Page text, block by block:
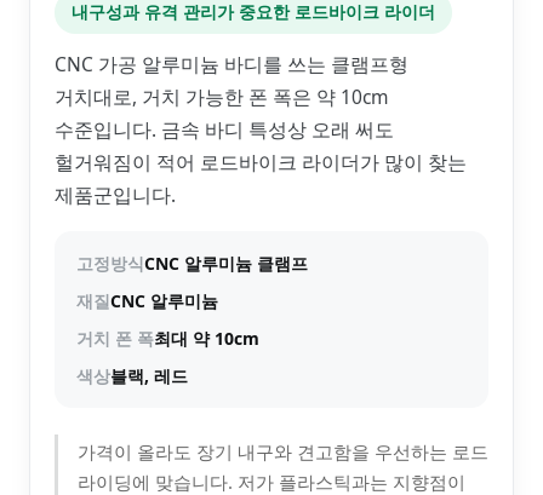
내구성과 유격 관리가 중요한 로드바이크 라이더
CNC 가공 알루미늄 바디를 쓰는 클램프형
거치대로, 거치 가능한 폰 폭은 약 10cm
수준입니다. 금속 바디 특성상 오래 써도
헐거워짐이 적어 로드바이크 라이더가 많이 찾는
제품군입니다.
고정방식CNC 알루미늄 클램프
재질CNC 알루미늄
거치 폰 폭최대 약 10cm
색상블랙, 레드
가격이 올라도 장기 내구와 견고함을 우선하는 로드
라이딩에 맞습니다. 저가 플라스틱과는 지향점이